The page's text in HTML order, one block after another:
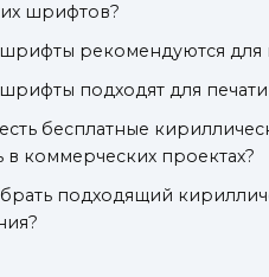
шрифтов?
рекомендуются для
подходят для
бесплатные
в коммерческих проектах?
подходящий